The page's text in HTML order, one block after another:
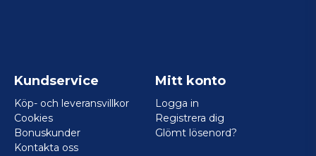
Kundservice
Köp- och leveransvillkor
Cookies
Bonuskunder
Kontakta oss
Mitt konto
Logga in
Registrera dig
Glömt lösenord?